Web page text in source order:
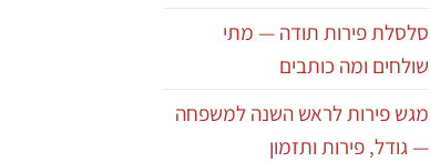
סלסלת פירות תודה — מתי
שולחים ומה כותבים
מגש פירות לראש השנה למשפחה
— גודל, פירות ותזמון